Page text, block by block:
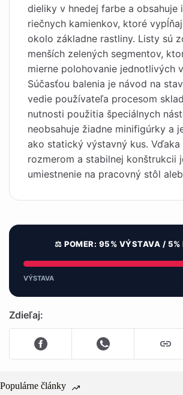
dieliky v hnedej farbe a obsahuje
riečnych kamienkov, ktoré
okolo základne rastliny. Listy sú
menších zelených segmentov,
mierne polohovanie jednotlivých
Súčasťou balenia je návod na
vedie používateľa procesom
nutnosti použitia špeciálnych
neobsahuje žiadne minifigúrky a
ako statický výstavný kus. Vďaka
rozmerom a stabilnej konštrukcii
umiestnenie na pracovný stôl
⚖️ POMER: 95% VÝSTAVA / 5%
VÝSTAVA
Zdieľaj:
Populárne články